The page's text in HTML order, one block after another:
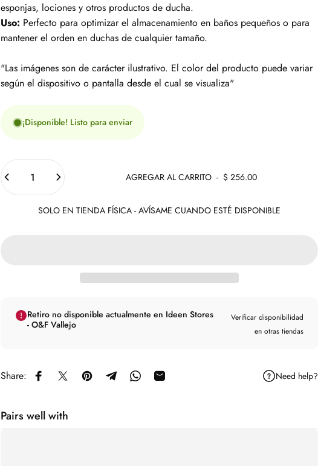
esponjas, lociones y otros productos de ducha.
Uso: Perfecto para optimizar el almacenamiento en baños pequeños o para
mantener el orden en duchas de cualquier tamaño.
"Las imágenes son de carácter ilustrativo. El color del producto puede variar
según el dispositivo o pantalla desde el cual se visualiza"
¡Disponible! Listo para enviar
Cantidad
AGREGAR AL CARRITO - $ 256.00
SOLO EN TIENDA FÍSICA - AVÍSAME CUANDO ESTÉ DISPONIBLE
Retiro no disponible actualmente en Ideen Stores
- O&F Vallejo
Verificar disponibilidad
en otras tiendas
Share: Compartir en Facebook
Compartir en X
Guardar en Pinterest
Compartir en Telegram
Compartir en WhatsApp
Compartir por correo electrónicoNeed help?
Pairs well with